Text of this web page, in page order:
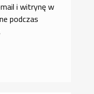
i witrynę w
podczas